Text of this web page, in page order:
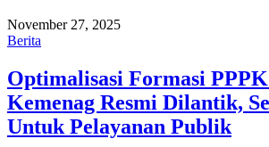
November 27, 2025
Berita
Optimalisasi Formasi
Kemenag Resmi Dilantik,
Untuk Pelayanan Publik